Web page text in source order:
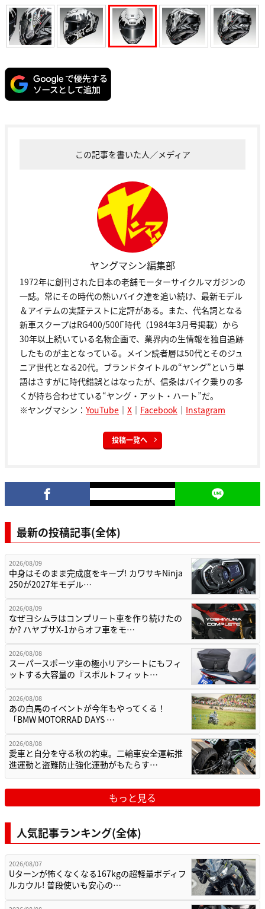
この記事を書いた人／メディア
ヤングマシン編集部
1972年に創刊された日本の老舗モーターサイクルマガジンの
一誌。常にその時代の熱いバイク達を追い続け、最新モデル
＆アイテムの実証テストに定評がある。また、代名詞となる
新車スクープはRG400/500Γ時代（1984年3月号掲載）から
30年以上続いている名物企画で、業界内の生情報を独自追跡
したものが主となっている。メイン読者層は50代とそのジュ
ニア世代となる20代。ブランドタイトルの“ヤング”という単
語はさすがに時代錯誤とはなったが、信条はバイク乗りの多
くが持ち合わせている“ヤング・アット・ハート”だ。
※ヤングマシン： YouTube ｜ X ｜ Facebook ｜ Instagram
投稿一覧へ
最新の投稿記事(全体)
2026/08/09
中身はそのまま完成度をキープ! カワサキNinja
250が2027年モデル…
2026/08/09
なぜヨシムラはコンプリート車を作り続けたの
か? ハヤブサX-1からオフ車をモ…
2026/08/08
スーパースポーツ車の極小リアシートにもフィ
ットする大容量の『スポルトフィット…
2026/08/08
あの白馬のイベントが今年もやってくる！
「BMW MOTORRAD DAYS …
2026/08/08
愛車と自分を守る秋の約束。二輪車安全運転推
進運動と盗難防止強化運動がもたらす…
もっと見る
人気記事ランキング(全体)
2026/08/07
Uターンが怖くなくなる167kgの超軽量ボディフ
ルカウル! 普段使いも安心の…